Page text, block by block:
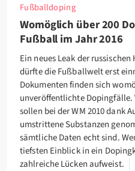
Fußballdoping
Womöglich über 200
Fußball im Jahr 2016
Ein neues Leak der
dürfte die Fußballwelt erst
Dokumenten finden sich
unveröffentlichte
sollen bei der WM 2010 dank
umstrittene Substanzen
sämtliche Daten echt sind.
tiefsten Einblick in ein
zahlreiche Lücken aufweist.